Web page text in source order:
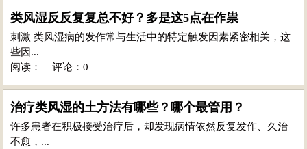
类风湿反反复复总不好？多是这5点在作祟
刺激 类风湿病的发作常与生活中的特定触发因素紧密相关，这
些因...
阅读：
评论：0
治疗类风湿的土方法有哪些？哪个最管用？
许多患者在积极接受治疗后，却发现病情依然反复发作、久治
不愈，...